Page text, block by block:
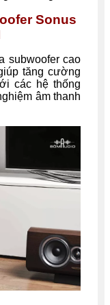
Sonus
subwoofer cao
tăng cường
các hệ thống
âm thanh